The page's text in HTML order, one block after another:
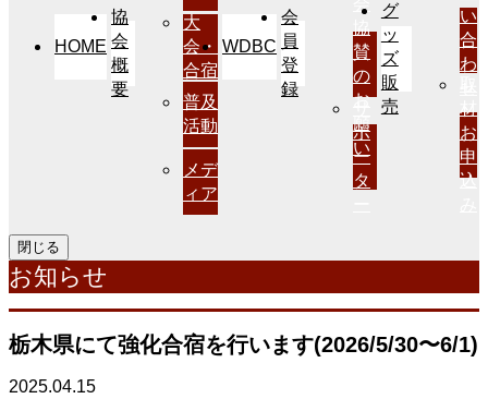
HOME
協
会
概
要
大
会・
合宿
普及
活動
メデ
ィア
WDBC
会
員
登
録
協
賛
の
お
願
い
ポ
ー
タ
グ
ッ
ズ
販
売
い
合
わ
材
お
申
込
閉じる
お知らせ
栃木県にて強化合宿を行います(2026/5/30〜6/1)
2025.04.15